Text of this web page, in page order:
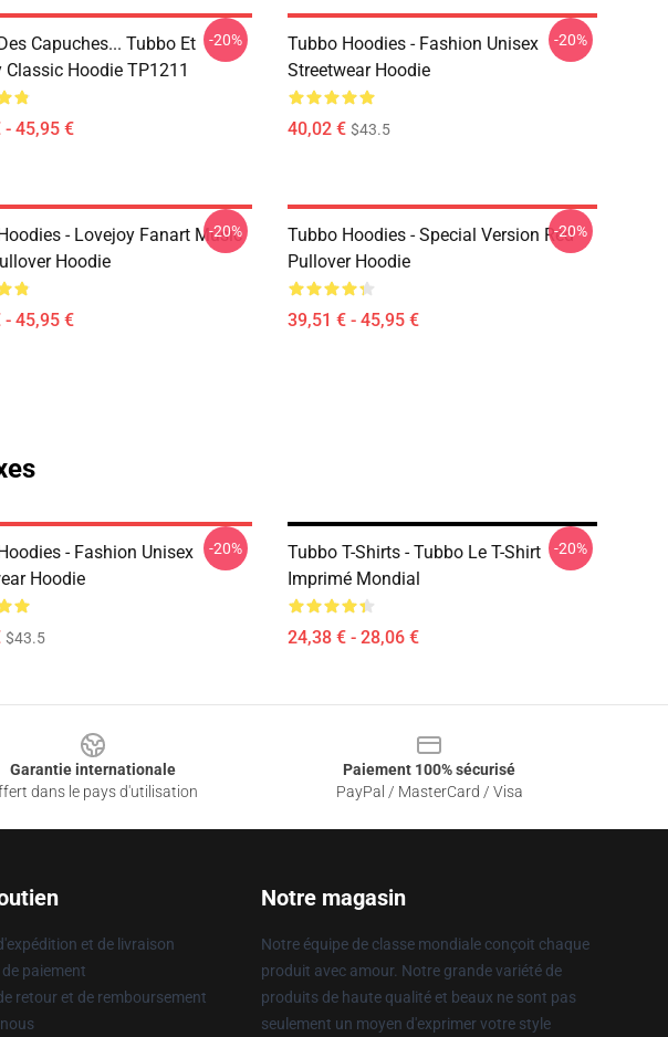
Capuches... Tubbo Et
Classic Hoodie TP1211
- 45,95 €
-20%
Tubbo Hoodies - Fashion Unisex
Streetwear Hoodie
40,02 € $43.5
-20%
- Lovejoy Fanart Music
Hoodie
- 45,95 €
-20%
Tubbo Hoodies - Special Version Red
Pullover Hoodie
39,51 € - 45,95 €
-20%
- Fashion Unisex
Hoodie
$43.5
-20%
Tubbo T-Shirts - Tubbo Le T-Shirt
Imprimé Mondial
24,38 € - 28,06 €
-20%
Garantie internationale
dans le pays d'utilisation
Paiement 100% sécurisé
PayPal / MasterCard / Visa
et de livraison
paiement
retour et de remboursement
Notre magasin
Notre équipe de classe mondiale conçoit chaque
produit avec amour. Notre grande variété de
produits de haute qualité et beaux ne sont pas
seulement un moyen d'exprimer votre style